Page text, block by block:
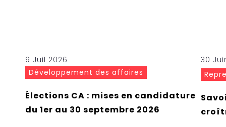
9 Juil 2026
Développement des affaires
Élections CA : mises en candidature
du 1er au 30 septembre 2026
30